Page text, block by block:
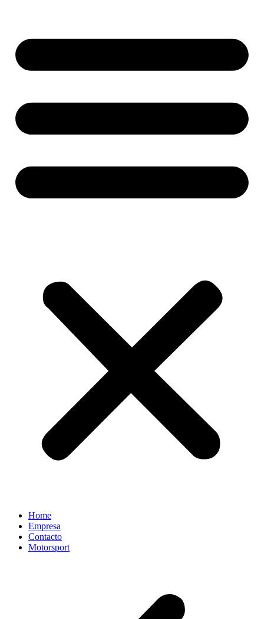
Home
Empresa
Contacto
Motorsport